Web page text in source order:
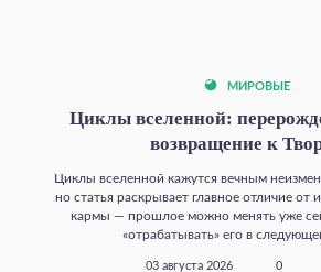
МИРОВЫЕ
Циклы вселенной:
возвращение к
Циклы вселенной кажутся вечным
но статья раскрывает главное отличие от
кармы — прошлое можно менять уже
«отрабатывать» его в
03 августа 2026 0